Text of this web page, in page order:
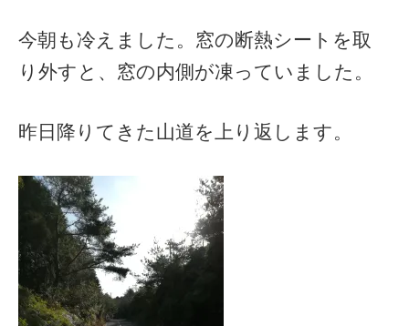
今朝も冷えました。窓の断熱シートを取
り外すと、窓の内側が凍っていました。
昨日降りてきた山道を上り返します。